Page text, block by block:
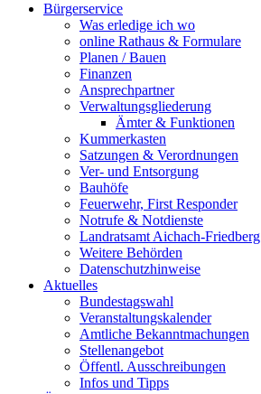
Bürgerservice
Was erledige ich wo
online Rathaus & Formulare
Planen / Bauen
Finanzen
Ansprechpartner
Verwaltungsgliederung
Ämter & Funktionen
Kummerkasten
Satzungen & Verordnungen
Ver- und Entsorgung
Bauhöfe
Feuerwehr, First Responder
Notrufe & Notdienste
Landratsamt Aichach-Friedberg
Weitere Behörden
Datenschutzhinweise
Aktuelles
Bundestagswahl
Veranstaltungskalender
Amtliche Bekanntmachungen
Stellenangebot
Öffentl. Ausschreibungen
Infos und Tipps